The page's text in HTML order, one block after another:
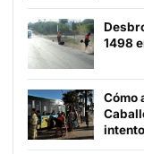
1498
Cómo
intento